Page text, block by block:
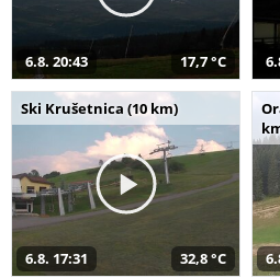
6.8. 20:43 17,7 °C
Ski Krušetnica (10 km)
6.8. 17:31 32,8 °C